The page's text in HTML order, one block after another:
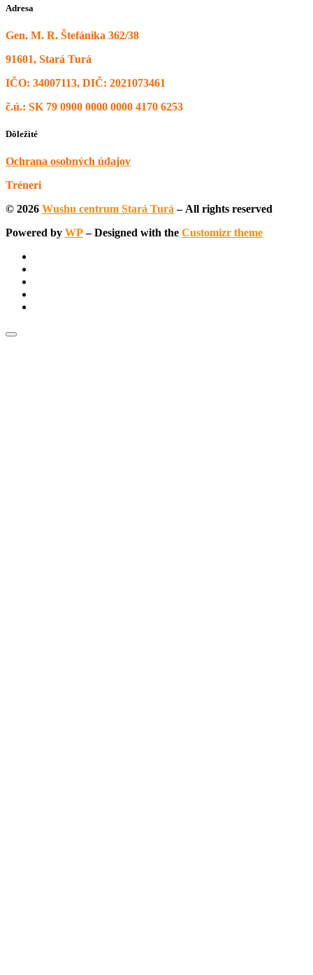
Adresa
Gen. M. R. Štefánika 362/38
91601, Stará Turá
IČO: 34007113, DIČ: 2021073461
č.ú.: SK 79 0900 0000 0000 4170 6253
Dôležité
Ochrana osobných údajov
Tréneri
© 2026 Wushu centrum Stará Turá– All rights reserved
Powered by WP– Designed with the Customizr theme